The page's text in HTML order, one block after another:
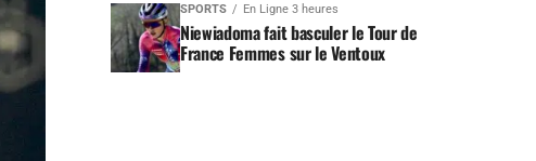
SPORTS En Ligne 3 heures
Niewiadoma fait basculer le Tour de
France Femmes sur le Ventoux